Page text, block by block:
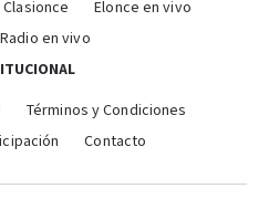
Clasionce
Elonce en vivo
en vivo
Términos y Condiciones
Contacto